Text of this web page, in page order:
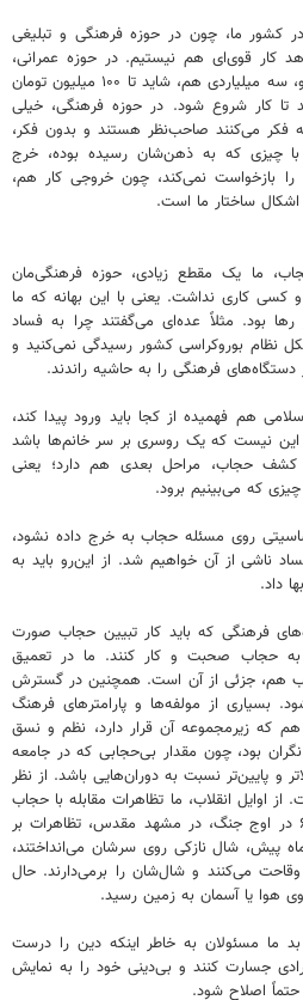
در کشور ما، چون در حوزه فرهنگی و تبلیغی
کار قوی‌ای هم نیستیم. در حوزه عمرانی،
حتی برای اجرای یک پروژه کوچک دو، سه میلیاردی هم، شاید تا ۱۰۰ میلیون تومان
کار شروع شود. در حوزه فرهنگی، خیلی
فکر می‌کنند صاحب‌نظر هستند و بدون فکر،
چیزی که به ذهن‌شان رسیده بوده، خرج
بازخواست نمی‌کند، چون خروجی کار هم،
ساختار ما است.
ما یک مقطع زیادی، حوزه فرهنگی‌مان
کسی کاری نداشت. یعنی با این بهانه که ما
بود. مثلاً عده‌ای می‌گفتند چرا به فساد
نظام بوروکراسی کشور رسیدگی نمی‌کنید و
فرهنگی را به حاشیه راندند.
هم فهمیده از کجا باید ورود پیدا کند،
نیست که یک روسری بر سر خانم‌ها باشد
حجاب، مراحل بعدی هم دارد؛ یعنی
که می‌بینیم برود.
روی مسئله حجاب به خرج داده نشود،
ناشی از آن خواهیم شد. از این‌رو باید به
داد.
فرهنگی که باید کار تبیین حجاب صورت
به حجاب صحبت و کار کنند. ما در تعمیق
هم، جزئی از آن است. همچنین در گسترش
بسیاری از مولفه‌ها و پارامترهای فرهنگ
که زیرمجموعه آن قرار دارد، نظم و نسق
بود، چون مقدار بی‌حجابی که در جامعه
و پایین‌تر نسبت به دوران‌هایی باشد. از نظر
انقلاب، ما تظاهرات مقابله با حجاب
داشته‌ایم. من یادم هست سال ۶۵ در اوج جنگ، در مشهد مقدس، تظاهرات بر
پیش، شال نازکی روی سرشان می‌انداختند،
می‌کنند و شال‌شان را برمی‌دارند. حال
هوا یا آسمان به زمین رسید.
بد ما مسئولان به خاطر اینکه دین را درست
جسارت کنند و بی‌دینی خود را به نمایش
حتماً اصلاح شود.